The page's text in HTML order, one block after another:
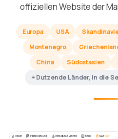
offiziellen Website der
Europa USA
Montenegro
China
Südostasien
+ Dutzende Länder, in die